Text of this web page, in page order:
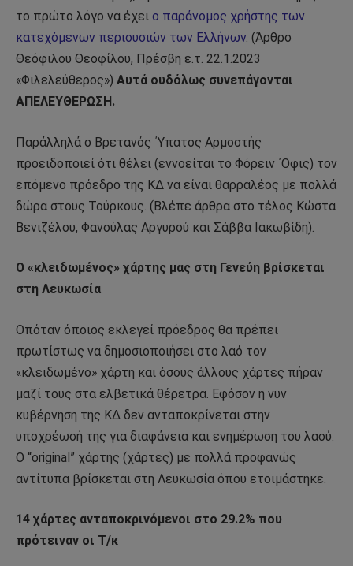
το πρώτο λόγο να έχει ο παράνομος χρήστης των
κατεχόμενων περιουσιών των Ελλήνων. (Άρθρο
Θεόφιλου Θεοφίλου, Πρέσβη ε.τ. 22.1.2023
«Φιλελεύθερος») Αυτά ουδόλως συνεπάγονται
ΑΠΕΛΕΥΘΕΡΩΣΗ.
Παράλληλά ο Βρετανός ΄Υπατος Αρμοστής
προειδοποιεί ότι θέλει (εννοείται το Φόρειν ΄Οφις) τον
επόμενο πρόεδρο της ΚΔ να είναι θαρραλέος με πολλά
δώρα στους Τούρκους. (Βλέπε άρθρα στο τέλος Κώστα
Βενιζέλου, Φανούλας Αργυρού και Σάββα Ιακωβίδη).
Ο «κλειδωμένος» χάρτης μας στη Γενεύη βρίσκεται
στη Λευκωσία
Οπόταν όποιος εκλεγεί πρόεδρος θα πρέπει
πρωτίστως να δημοσιοποιήσει στο λαό τον
«κλειδωμένο» χάρτη και όσους άλλους χάρτες πήραν
μαζί τους στα ελβετικά θέρετρα. Εφόσον η νυν
κυβέρνηση της ΚΔ δεν ανταποκρίνεται στην
υποχρέωσή της για διαφάνεια και ενημέρωση του λαού.
Ο “original” χάρτης (χάρτες) με πολλά προφανώς
αντίτυπα βρίσκεται στη Λευκωσία όπου ετοιμάστηκε.
14 χάρτες ανταποκρινόμενοι στο 29.2% που
πρότειναν οι Τ/κ